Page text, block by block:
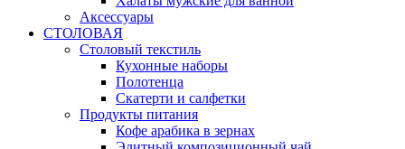
Аксессуары
СТОЛОВАЯ
Столовый текстиль
Кухонные наборы
Полотенца
Скатерти и салфетки
Продукты питания
Кофе арабика в зернах